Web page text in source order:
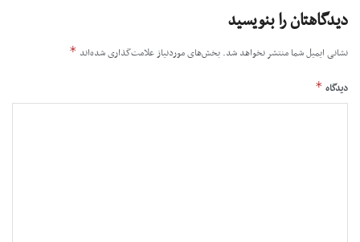
دیدگاهتان را بنویسید
نشانی ایمیل شما منتشر نخواهد شد. بخش‌های موردنیاز علامت‌گذاری شده‌اند *
دیدگاه *